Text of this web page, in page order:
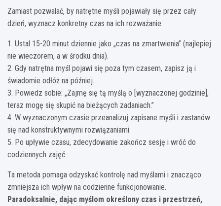
Zamiast pozwalać, by natrętne myśli pojawiały się przez cały
dzień, wyznacz konkretny czas na ich rozważanie:
1. Ustal 15-20 minut dziennie jako „czas na zmartwienia” (najlepiej
nie wieczorem, a w środku dnia).
2. Gdy natrętna myśl pojawi się poza tym czasem, zapisz ją i
świadomie odłóż na później.
3. Powiedz sobie: „Zajmę się tą myślą o [wyznaczonej godzinie],
teraz mogę się skupić na bieżących zadaniach.”
4. W wyznaczonym czasie przeanalizuj zapisane myśli i zastanów
się nad konstruktywnymi rozwiązaniami.
5. Po upływie czasu, zdecydowanie zakończ sesję i wróć do
codziennych zajęć.
Ta metoda pomaga odzyskać kontrolę nad myślami i znacząco
zmniejsza ich wpływ na codzienne funkcjonowanie.
Paradoksalnie, dając myślom określony czas i przestrzeń,